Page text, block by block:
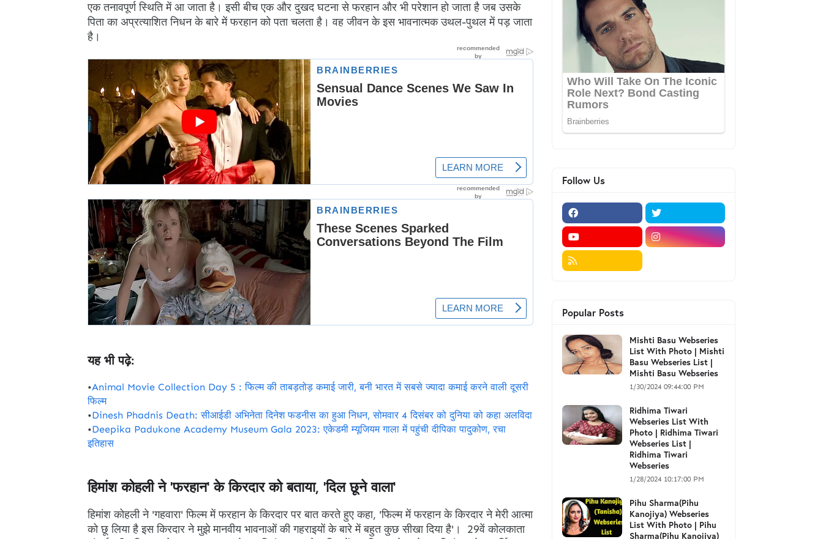
एक तनावपूर्ण स्थिति में आ जाता है। इसी बीच एक और दुखद घटना से फरहान और भी परेशान हो जाता है जब उसके
पिता का अप्रत्याशित निधन के बारे में फरहान को पता चलता है। वह जीवन के इस भावनात्मक उथल-पुथल में पड़ जाता
है।
यह भी पढ़े:
•Animal Movie Collection Day 5 : फिल्म की ताबड़तोड़ कमाई जारी, बनी भारत में सबसे ज्यादा कमाई करने वाली दूसरी
फिल्म
•Dinesh Phadnis Death: सीआईडी ​​अभिनेता दिनेश फडनीस का हुआ निधन, सोमवार 4 दिसंबर को दुनिया को कहा अलविदा
•Deepika Padukone Academy Museum Gala 2023: एकेडमी म्यूजियम गाला में पहुंची दीपिका पादुकोण, रचा
इतिहास
हिमांश कोहली ने 'फरहान' के किरदार को बताया, 'दिल छूने वाला'
हिमांश कोहली ने 'गहवारा' फिल्म में फरहान के किरदार पर बात करते हुए कहा, 'फिल्म में फरहान के किरदार ने मेरी आत्मा
को छू लिया है इस किरदार ने मुझे मानवीय भावनाओं की गहराइयों के बारे में बहुत कुछ सीखा दिया है'। 29वें कोलकाता
Follow Us
Popular Posts
Mishti Basu Webseries
List With Photo | Mishti
Basu Webseries List |
Mishti Basu Webseries
1/30/2024 09:44:00 PM
Ridhima Tiwari
Webseries List With
Photo | Ridhima Tiwari
Webseries List |
Ridhima Tiwari
Webseries
1/28/2024 10:17:00 PM
Pihu Sharma(Pihu
Kanojiya) Webseries
List With Photo | Pihu
Sharma(Pihu Kanojiya)